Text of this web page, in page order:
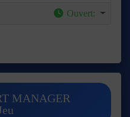
Ouvert:
MANAGER